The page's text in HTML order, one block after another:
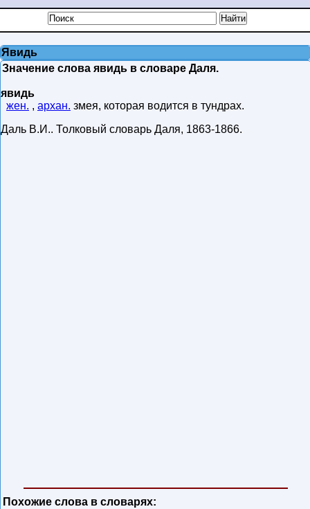
Явидь
Значение слова явидь в словаре Даля.
явидь
жен. , архан. змея, которая водится в тундрах.
Даль В.И.. Толковый словарь Даля, 1863-1866.
Похожие слова в словарях: